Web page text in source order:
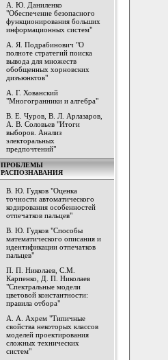
А. Ю. Даниленко
"Обеспечение безопасного
функционирования больших
информационных систем"
А. Я. Подрабинович "О
полноте стратегий поиска
вывода для множеств
обобщенных хорновских
дизъюнктов"
А. Г. Хованский
"Многогранники и алгебра"
В. Е. Чуров, В. Л. Арлазаров,
А. В. Соловьев "Итоги
выборов. Анализ
электоральных
предпочтений"
ПРОБЛЕМЫ
РАСПОЗНАВАНИЯ
В. Ю. Гудков "Оценка
точности автоматического
кодирования особенностей
отпечатков пальцев"
В. Ю. Гудков "Способы
математического описания и
идентификации отпечатков
пальцев"
П. П. Николаев, С.М.
Карпенко, Д. П. Николаев
"Спектральные модели
цветовой константности:
правила отбора"
А. А. Ахрем "Типичные
свойства некоторых классов
моделей проектирования
сложных технических
систем"